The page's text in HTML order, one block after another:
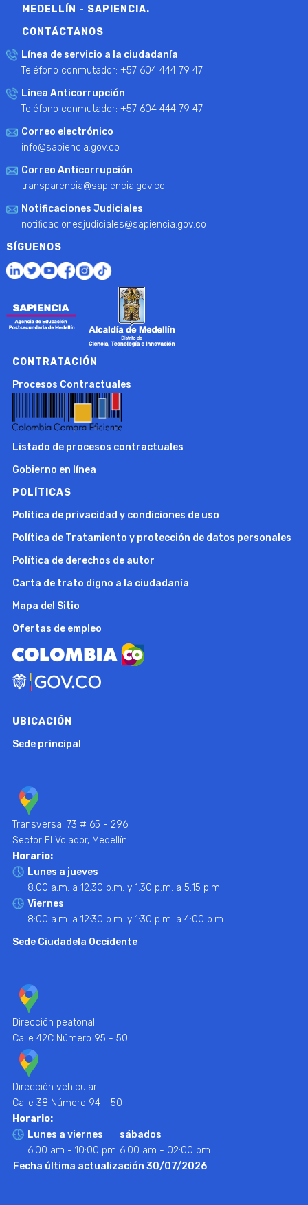
MEDELLÍN - SAPIENCIA.
CONTÁCTANOS
Línea de servicio a la ciudadanía
Teléfono conmutador: +57 604 444 79 47
Línea Anticorrupción
Teléfono conmutador: +57 604 444 79 47
Correo electrónico
info@sapiencia.gov.co
Correo Anticorrupción
transparencia@sapiencia.gov.co
Notificaciones Judiciales
notificacionesjudiciales@sapiencia.gov.co
SÍGUENOS
CONTRATACIÓN
Procesos Contractuales
Listado de procesos contractuales
Gobierno en línea
POLÍTICAS
Política de privacidad y condiciones de uso
Política de Tratamiento y protección de datos personales
Política de derechos de autor
Carta de trato digno a la ciudadanía
Mapa del Sitio
Ofertas de empleo
UBICACIÓN
Sede principal
Transversal 73 # 65 - 296
Sector El Volador, Medellín
Horario:
Lunes a jueves
8:00 a.m. a 12:30 p.m. y 1:30 p.m. a 5:15 p.m.
Viernes
8:00 a.m. a 12:30 p.m. y 1:30 p.m. a 4:00 p.m.
Sede Ciudadela Occidente
Dirección peatonal
Calle 42C Número 95 - 50
Dirección vehicular
Calle 38 Número 94 - 50
Horario:
Lunes a viernes
6:00 am - 10:00 pm
sábados
6:00 am - 02:00 pm
Fecha última actualización 30/07/2026